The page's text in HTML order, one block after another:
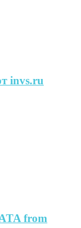
invs.ru
from